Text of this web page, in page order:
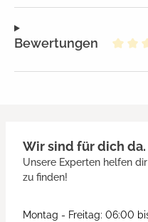
Bewertungen
Wir sind für dich da.
Unsere Experten helfen
zu finden!
Montag - Freitag: 06:00